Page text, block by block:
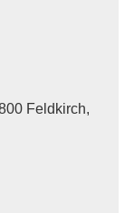
Feldkirch,